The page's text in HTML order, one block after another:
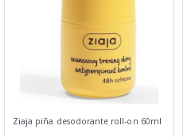
Ziaja piña desodorante roll-on 60ml